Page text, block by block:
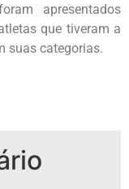
apresentados
que tiveram a
suas categorias.